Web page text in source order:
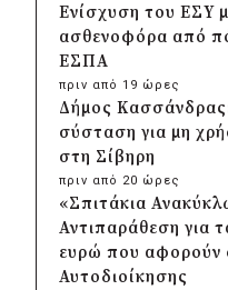
Ενίσχυση του ΕΣΥ
ασθενοφόρα από
ΕΣΠΑ
πριν από 19 ώρες
Δήμος Κασσάνδρας:
σύσταση για μη
στη Σίβηρη
πριν από 20 ώρες
«Σπιτάκια
Αντιπαράθεση για
ευρώ που αφορούν
Αυτοδιοίκησης